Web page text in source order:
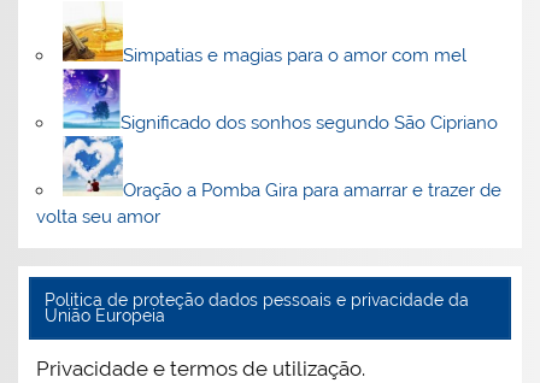
Simpatias e magias para o amor com mel
Significado dos sonhos segundo São Cipriano
Oração a Pomba Gira para amarrar e trazer de
volta seu amor
Politica de proteção dados pessoais e privacidade da
União Europeia
Privacidade e termos de utilização.